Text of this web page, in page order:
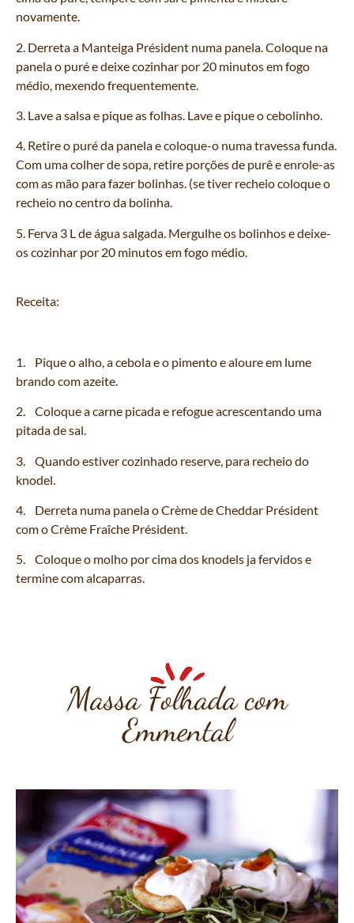
novamente.
2. Derreta a Manteiga Président numa panela. Coloque na
panela o puré e deixe cozinhar por 20 minutos em fogo
médio, mexendo frequentemente.
3. Lave a salsa e pique as folhas. Lave e pique o cebolinho.
4. Retire o puré da panela e coloque-o numa travessa funda.
Com uma colher de sopa, retire porções de purê e enrole-as
com as mão para fazer bolinhas. (se tiver recheio coloque o
recheio no centro da bolinha.
5. Ferva 3 L de água salgada. Mergulhe os bolinhos e deixe-
os cozinhar por 20 minutos em fogo médio.
Receita:
1. Pique o alho, a cebola e o pimento e aloure em lume
brando com azeite.
2. Coloque a carne picada e refogue acrescentando uma
pitada de sal.
3. Quando estiver cozinhado reserve, para recheio do
knodel.
4. Derreta numa panela o Crème de Cheddar Président
com o Crème Fraîche Président.
5. Coloque o molho por cima dos knodels ja fervidos e
termine com alcaparras.
Massa Folhada com
Emmental